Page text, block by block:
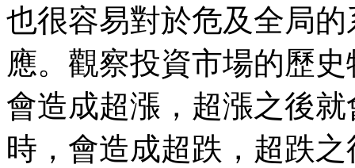
也很容易對於危及全局
應。觀察投資市場的歷
會造成超漲，超漲之後
時，會造成超跌，超跌